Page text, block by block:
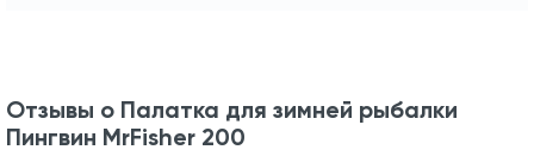
Отзывы о Палатка для зимней рыбалки
Пингвин MrFisher 200